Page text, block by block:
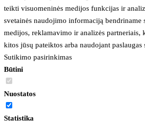
teikti visuomeninės medijos funkcijas ir
svetainės naudojimo informaciją bendriname
medijos, reklamavimo ir analizės partneriais,
kitos jūsų pateiktos arba naudojant
Sutikimo pasirinkimas
Būtini
Nuostatos
Statistika